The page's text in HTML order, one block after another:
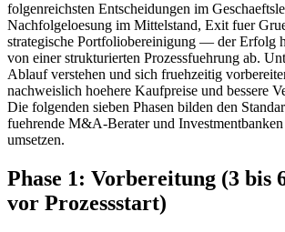
folgenreichsten Entscheidungen im
Nachfolgeloesung im Mittelstand, Exit fuer
strategische Portfoliobereinigung — der Erfolg
von einer strukturierten Prozessfuehrung ab.
Ablauf verstehen und sich fruehzeitig
nachweislich hoehere Kaufpreise und bessere
Die folgenden sieben Phasen bilden den
fuehrende M&A-Berater und
umsetzen.
Phase 1: Vorbereitung (3 bis
vor Prozessstart)